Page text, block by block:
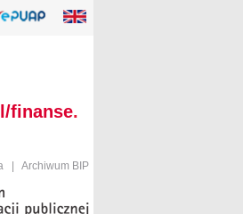
finanse.
Archiwum BIP